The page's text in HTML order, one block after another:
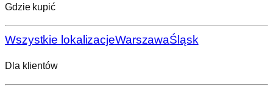
Gdzie kupić
Wszystkie lokalizacjeWarszawaŚląsk
Dla klientów